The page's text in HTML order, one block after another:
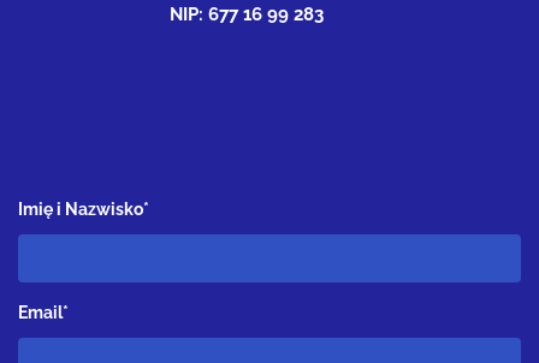
NIP: 677 16 99 283
Imię i Nazwisko*
Email*